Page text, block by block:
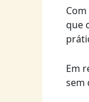
que
Em
sem